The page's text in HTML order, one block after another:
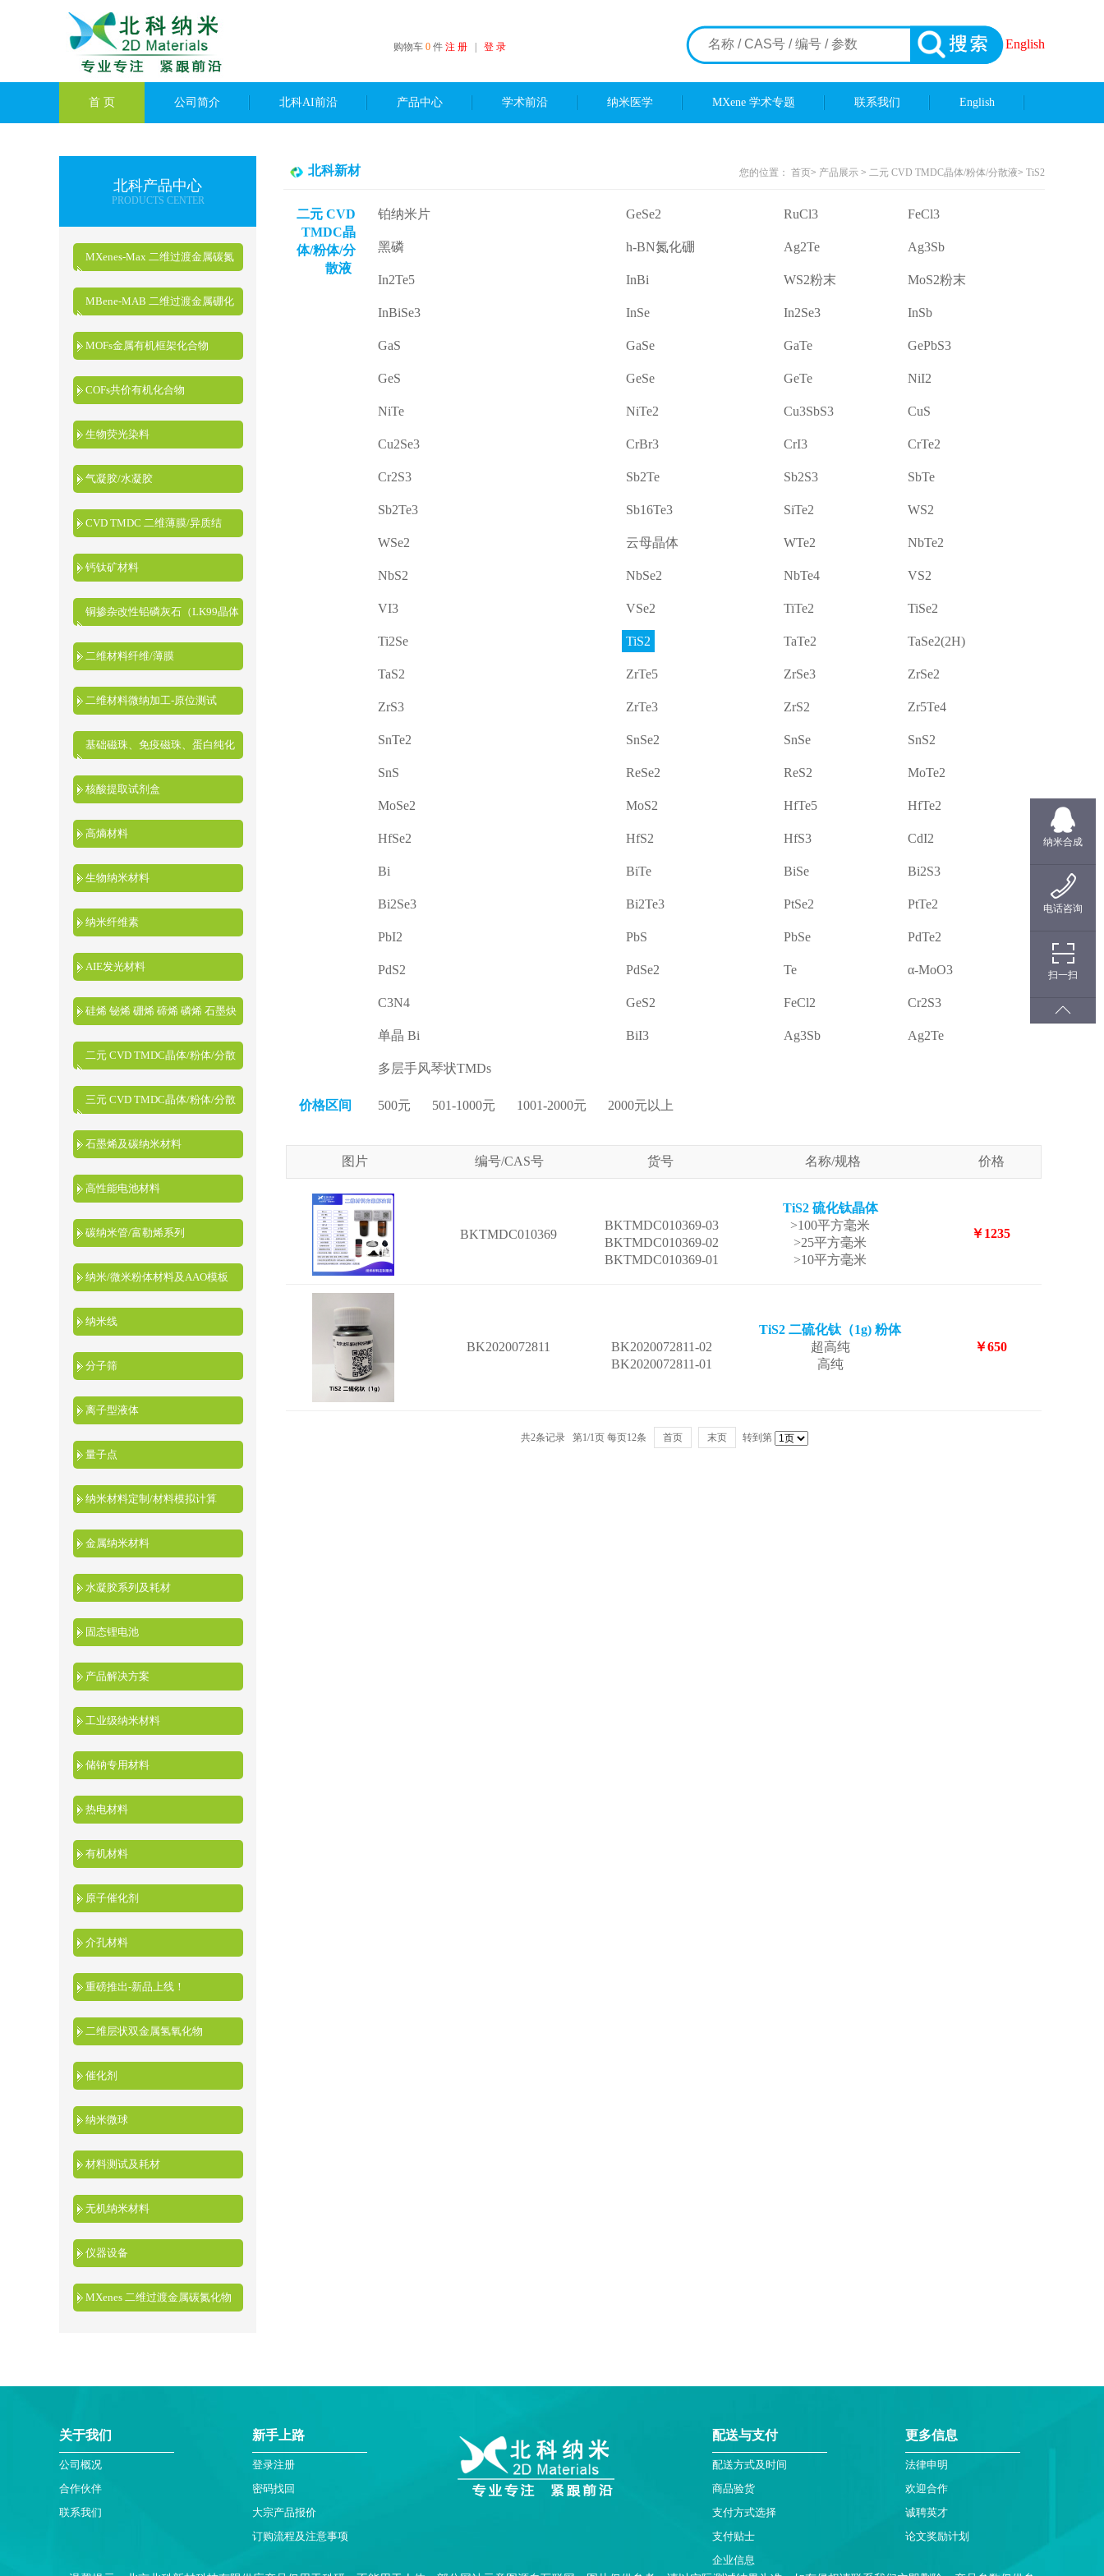
购物车 0 件 注 册 登 录 English
首 页 公司简介 北科AI前沿 产品中心 学术前沿 纳米医学 MXene 学术专题 联系我们 English
北科产品中心
PRODUCTS CENTER
MXenes-Max 二维过渡金属碳氮
化物
MBene-MAB 二维过渡金属硼化
物
MOFs金属有机框架化合物
COFs共价有机化合物
生物荧光染料
气凝胶/水凝胶
CVD TMDC 二维薄膜/异质结
钙钛矿材料
铜掺杂改性铅磷灰石（LK99晶体
粉末）
二维材料纤维/薄膜
二维材料微纳加工-原位测试
基础磁珠、免疫磁珠、蛋白纯化
磁珠、核酸提取磁珠
核酸提取试剂盒
高熵材料
生物纳米材料
纳米纤维素
AIE发光材料
硅烯 铋烯 硼烯 碲烯 磷烯 石墨炔
二元 CVD TMDC晶体/粉体/分散
液
三元 CVD TMDC晶体/粉体/分散
液
石墨烯及碳纳米材料
高性能电池材料
碳纳米管/富勒烯系列
纳米/微米粉体材料及AAO模板
纳米线
分子筛
离子型液体
量子点
纳米材料定制/材料模拟计算
金属纳米材料
水凝胶系列及耗材
固态锂电池
产品解决方案
工业级纳米材料
储钠专用材料
热电材料
有机材料
原子催化剂
介孔材料
重磅推出-新品上线！
二维层状双金属氢氧化物
催化剂
纳米微球
材料测试及耗材
无机纳米材料
仪器设备
MXenes 二维过渡金属碳氮化物
北科新材 您的位置： 首页> 产品展示 > 二元 CVD TMDC晶体/粉体/分散液> TiS2
二元 CVD
TMDC晶
体/粉体/分
散液
铂纳米片 GeSe2 RuCl3 FeCl3
黑磷 h-BN氮化硼 Ag2Te Ag3Sb
In2Te5 InBi WS2粉末 MoS2粉末
InBiSe3 InSe In2Se3 InSb
GaS GaSe GaTe GePbS3
GeS GeSe GeTe NiI2
NiTe NiTe2 Cu3SbS3 CuS
Cu2Se3 CrBr3 CrI3 CrTe2
Cr2S3 Sb2Te Sb2S3 SbTe
Sb2Te3 Sb16Te3 SiTe2 WS2
WSe2 云母晶体 WTe2 NbTe2
NbS2 NbSe2 NbTe4 VS2
VI3 VSe2 TiTe2 TiSe2
Ti2Se TiS2 TaTe2 TaSe2(2H)
TaS2 ZrTe5 ZrSe3 ZrSe2
ZrS3 ZrTe3 ZrS2 Zr5Te4
SnTe2 SnSe2 SnSe SnS2
SnS ReSe2 ReS2 MoTe2
MoSe2 MoS2 HfTe5 HfTe2
HfSe2 HfS2 HfS3 CdI2
Bi BiTe BiSe Bi2S3
Bi2Se3 Bi2Te3 PtSe2 PtTe2
PbI2 PbS PbSe PdTe2
PdS2 PdSe2 Te α-MoO3
C3N4 GeS2 FeCl2 Cr2S3
单晶 Bi BiI3 Ag3Sb Ag2Te
多层手风琴状TMDs
价格区间 500元 501-1000元 1001-2000元 2000元以上
图片 编号/CAS号 货号 名称/规格 价格
BKTMDC010369
TiS2 硫化钛晶体
BKTMDC010369-03
>100平方毫米
BKTMDC010369-02
>25平方毫米
BKTMDC010369-01
>10平方毫米
￥1235
BK2020072811
TiS2 二硫化钛（1g) 粉体
BK2020072811-02
超高纯
BK2020072811-01
高纯
￥650
共2条记录 第1/1页 每页12条 首页 末页 转到第
关于我们
公司概况
合作伙伴
联系我们
新手上路
登录注册
密码找回
大宗产品报价
订购流程及注意事项
配送与支付
配送方式及时间
商品验货
支付方式选择
支付贴士
企业信息
更多信息
法律申明
欢迎合作
诚聘英才
论文奖励计划
纳米合成
电话咨询
扫一扫